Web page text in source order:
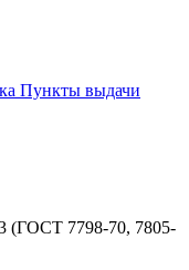
Пункты выдачи
(ГОСТ 7798-70, 7805-